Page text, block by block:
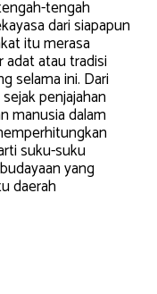
tengah
dari siapapun
itu merasa
adat atau tradisi
selama ini. Dari
penjajahan
manusia dalam
suku-suku
yang
daerah